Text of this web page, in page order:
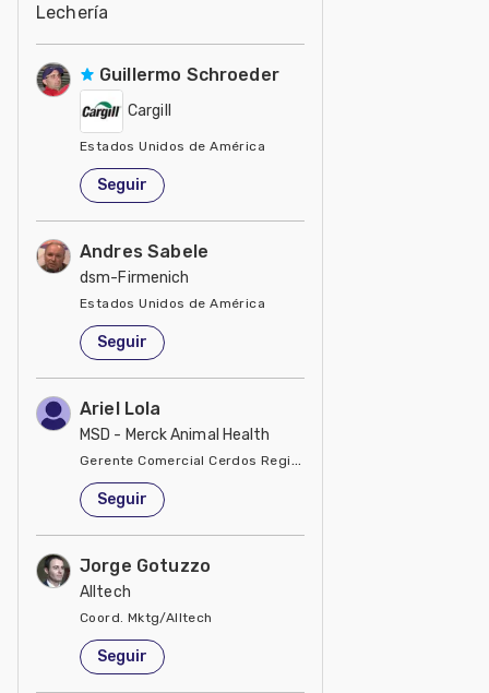
Lechería
Guillermo Schroeder
Cargill
Estados Unidos de América
Seguir
Andres Sabele
dsm-Firmenich
Estados Unidos de América
Seguir
Ariel Lola
MSD - Merck Animal Health
Gerente Comercial Cerdos Región Sur
Estados Unidos de América
Seguir
Jorge Gotuzzo
Alltech
Coord. Mktg/Alltech
Estados Unidos de América
Seguir